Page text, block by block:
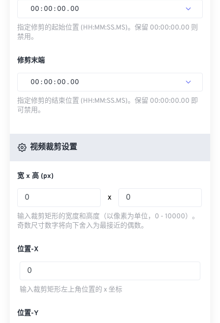
00 : 00 : 00 . 00
指定修剪的起始位置 (HH:MM:SS.MS)。保留 00:00:00.00 则
禁用。
修剪末端
00 : 00 : 00 . 00
指定修剪的结束位置 (HH:MM:SS.MS)。保留 00:00:00.00 即
可禁用。
视频裁剪设置
宽 x 高 (px)
x
输入裁剪矩形的宽度和高度（以像素为单位，0 - 10000）。
奇数尺寸数字将向下舍入为最接近的偶数。
位置-X
输入裁剪矩形左上角位置的 x 坐标
位置-Y